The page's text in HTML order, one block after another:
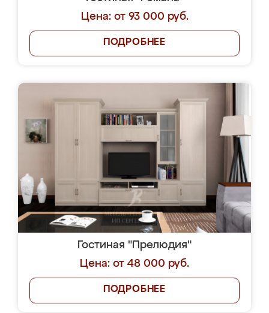
Цена: от 93 000 руб.
ПОДРОБНЕЕ
Гостиная "Прелюдия"
Цена: от 48 000 руб.
ПОДРОБНЕЕ